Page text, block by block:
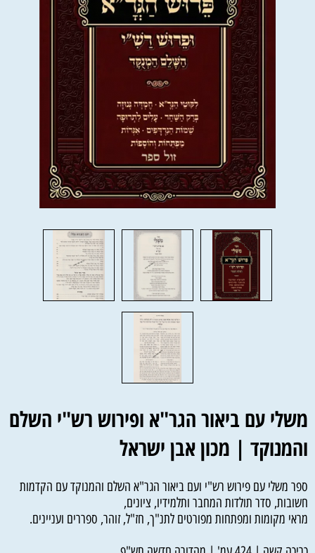
משלי עם ביאור הגר"א ופירוש רש"י השלם
והמנוקד | מכון אבן ישראל
ספר משלי עם פירוש רש"י ועם ביאור הגר"א השלם והמנוקד עם הקדמות
חשובות, סדר תולדות המחבר ותלמידיו, ציונים,
מראי מקומות ומפתחות מפורטים לתנ"ך, חז"ל, זוהר, ספררים ועניינים.